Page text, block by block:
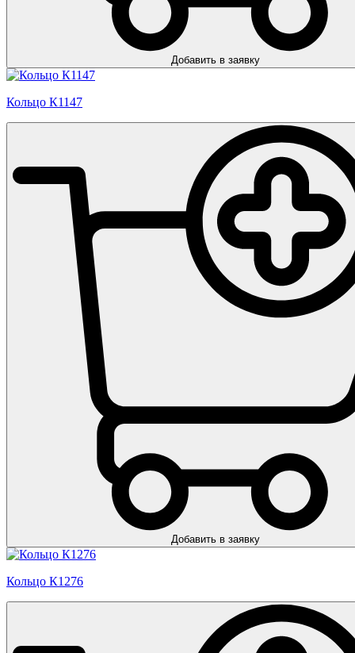
Добавить в заявку
Кольцо К1147
Добавить в заявку
Кольцо К1276